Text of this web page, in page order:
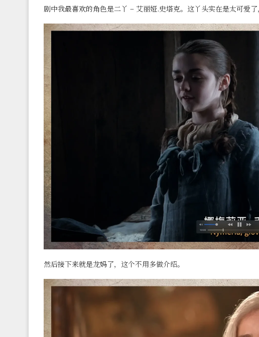
剧中我最喜欢的角色是二丫 – 艾丽娅.史塔克。这丫头实在是太可爱了
然后接下来就是龙妈了，这个不用多做介绍。